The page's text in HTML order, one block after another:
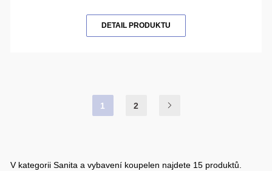
DETAIL PRODUKTU
1 2
V kategorii Sanita a vybavení koupelen najdete 15 produktů.